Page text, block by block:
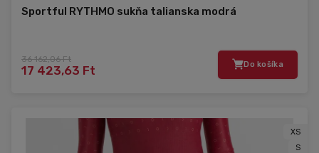
Sportful RYTHMO sukňa talianska modrá
36 162,06 Ft
17 423,63 Ft Do košíka
XS
S